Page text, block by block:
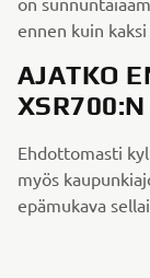
ennen kuin
AJATKO
Ehdottomasti
myös
epämukava